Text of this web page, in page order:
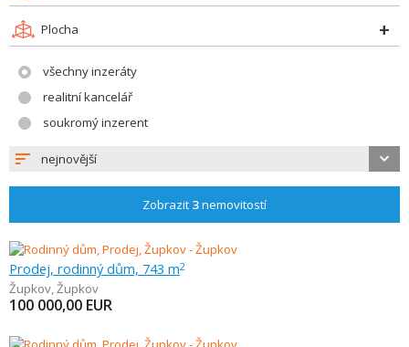
Plocha
všechny inzeráty
realitní kancelář
soukromý inzerent
nejnovější
Zobrazit 3nemovitostí
Prodej, rodinný dům, 743 m2
Župkov,Župkov
100 000,00 EUR